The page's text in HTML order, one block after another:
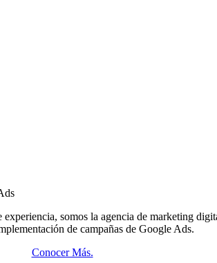
experiencia, somos la agencia de marketing
de campañas de Google Ads.
Conocer Más.